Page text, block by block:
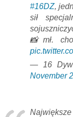
#16DZ,
sił
📸mł.
— 16
November